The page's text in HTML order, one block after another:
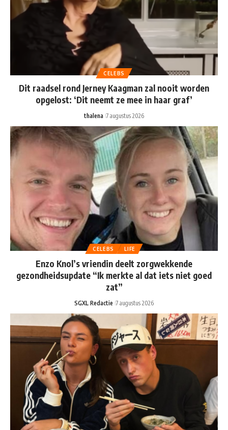
CELEBS
Dit raadsel rond Jerney Kaagman zal nooit worden
opgelost: ‘Dit neemt ze mee in haar graf’
thalena 7 augustus 2026
CELEBS LIFE
Enzo Knol’s vriendin deelt zorgwekkende
gezondheidsupdate “Ik merkte al dat iets niet goed
zat”
SGXL Redactie 7 augustus 2026